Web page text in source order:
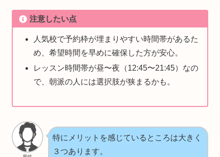
注意したい点
人気校で予約枠が埋まりやすい時間帯があるた
め、希望時間を早めに確保した方が安心。
レッスン時間帯が昼〜夜（12:45〜21:45）なの
で、朝派の人には選択肢が狭まるかも。
特にメリットを感じているところは大きく
３つあります。